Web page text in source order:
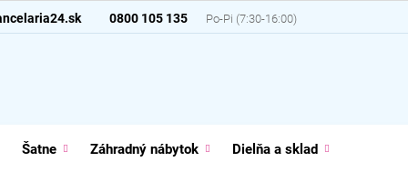
0800 105 135
Šatne Záhradný nábytok Dielňa a sklad